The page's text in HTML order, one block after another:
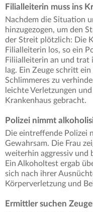
Filialleiterin muss ins
Nachdem die Situation
hinzugezogen, um den
der Streit plötzlich: Die
Filialleiterin los, so ein
Filiialleiterin an und trat
lag. Ein Zeuge schritt
Schlimmeres zu
leichte Verletzungen
Krankenhaus gebracht.
Polizei nimmt
Die eintreffende Polizei
Gewahrsam. Die Frau
weiterhin aggressiv und
Ein Alkoholtest ergab
sich nach ihrer
Körperverletzung und
Ermittler suchen